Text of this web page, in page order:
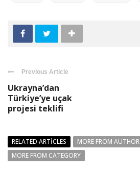
Previous Article
Ukrayna’dan
Türkiye’ye uçak
projesi teklifi
RELATED ARTICLES
MORE FROM AUTHOR
MORE FROM CATEGORY